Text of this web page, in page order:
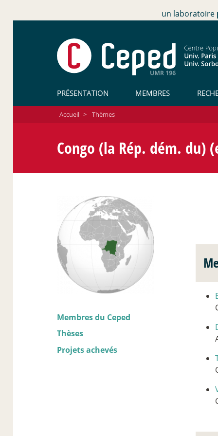
un laboratoire
PRÉSENTATION MEMBRES
Accueil > Thèmes
Congo (la Rép. dém. du)
Membres du Ceped
Thèses
Projets achevés